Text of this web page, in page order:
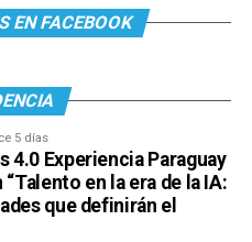
EN FACEBOOK
5 días
4.0 Experiencia Paraguay
“Talento en la era de la IA:
que definirán el